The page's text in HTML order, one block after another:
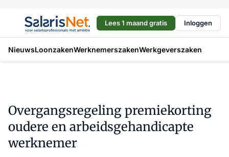
Lees 1 maand gratis Inloggen
NieuwsLoonzakenWerknemerszakenWerkgeverszaken
Overgangsregeling premiekorting
oudere en arbeidsgehandicapte
werknemer